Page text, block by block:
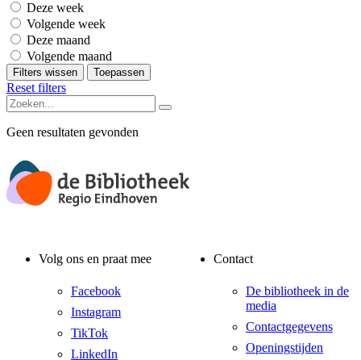
Deze week
Volgende week
Deze maand
Volgende maand
Filters wissen Toepassen
Reset filters
Geen resultaten gevonden
Volg ons en praat mee
Facebook
Instagram
TikTok
LinkedIn
Contact
De bibliotheek in de
media
Contactgegevens
Openingstijden